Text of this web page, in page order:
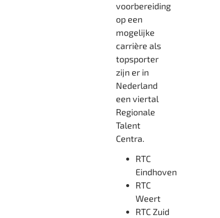
voorbereiding
op een
mogelijke
carrière als
topsporter
zijn er in
Nederland
een viertal
Regionale
Talent
Centra.
RTC
Eindhoven
RTC
Weert
RTC Zuid